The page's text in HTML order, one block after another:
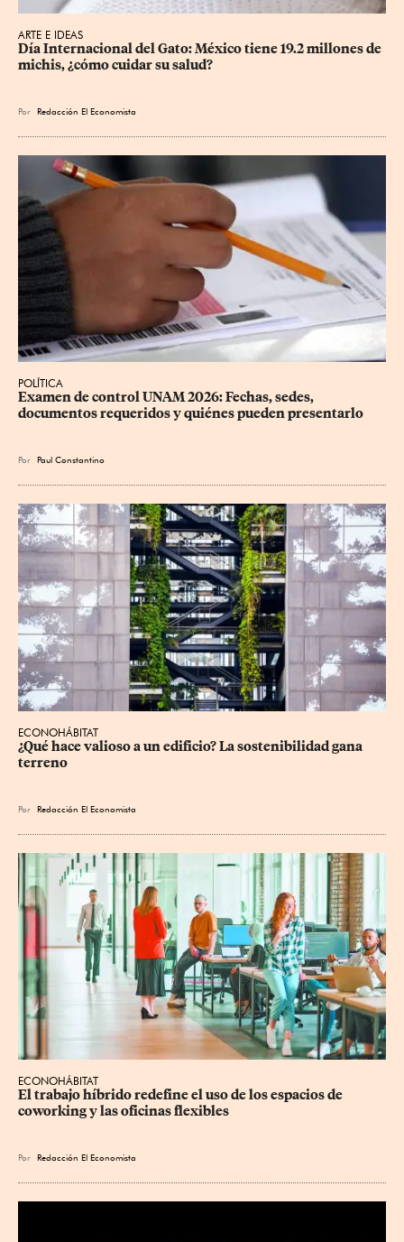
ARTE E IDEAS
Día Internacional del Gato: México tiene 19.2 millones de
michis, ¿cómo cuidar su salud?
Por Redacción El Economista
POLÍTICA
Examen de control UNAM 2026: Fechas, sedes,
documentos requeridos y quiénes pueden presentarlo
Por Paul Constantino
ECONOHÁBITAT
¿Qué hace valioso a un edificio? La sostenibilidad gana
terreno
Por Redacción El Economista
ECONOHÁBITAT
El trabajo híbrido redefine el uso de los espacios de
coworking y las oficinas flexibles
Por Redacción El Economista